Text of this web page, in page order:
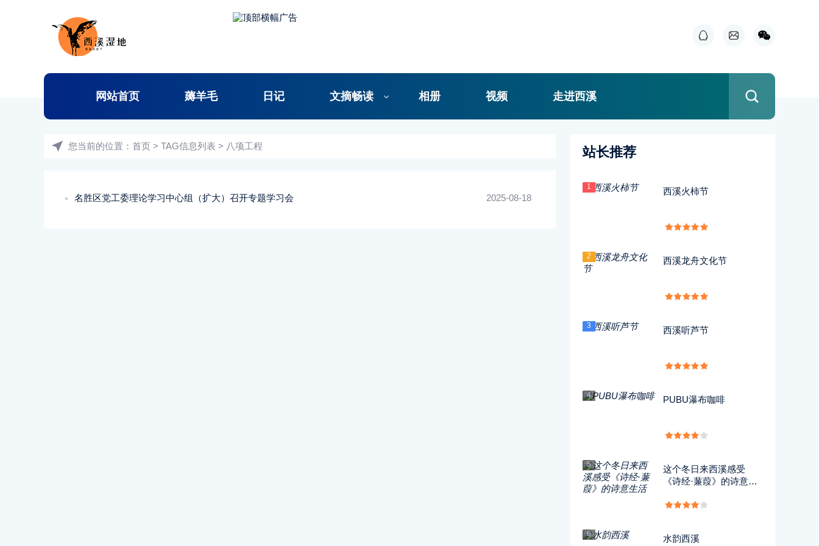
网站首页 薅羊毛 日记 文摘畅读 相册 视频 走进西溪
您当前的位置： 首页 > TAG信息列表 > 八项工程
2025-08-18
名胜区党工委理论学习中心组（扩大）召开专题学习会
站长推荐
1 西溪火柿节
2 西溪龙舟文化节
3 西溪听芦节
4 PUBU瀑布咖啡
5
这个冬日来西溪感受
《诗经·蒹葭》的诗意生
6 水韵西溪